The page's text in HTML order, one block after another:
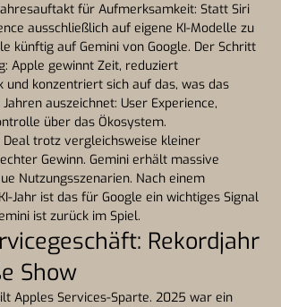
für Aufmerksamkeit: Statt Siri
ausschließlich auf eigene KI-Modelle zu
künftig auf Gemini von Google. Der Schritt
Apple gewinnt Zeit, reduziert
und konzentriert sich auf das, was das
auszeichnet: User Experience,
über das Ökosystem.
Deal trotz vergleichsweise kleiner
Gewinn. Gemini erhält massive
Nutzungsszenarien. Nach einem
Jahr ist das für Google ein wichtiges Signal
ist zurück im Spiel.
Rekordjahr
Show
Apples Services-Sparte. 2025 war ein